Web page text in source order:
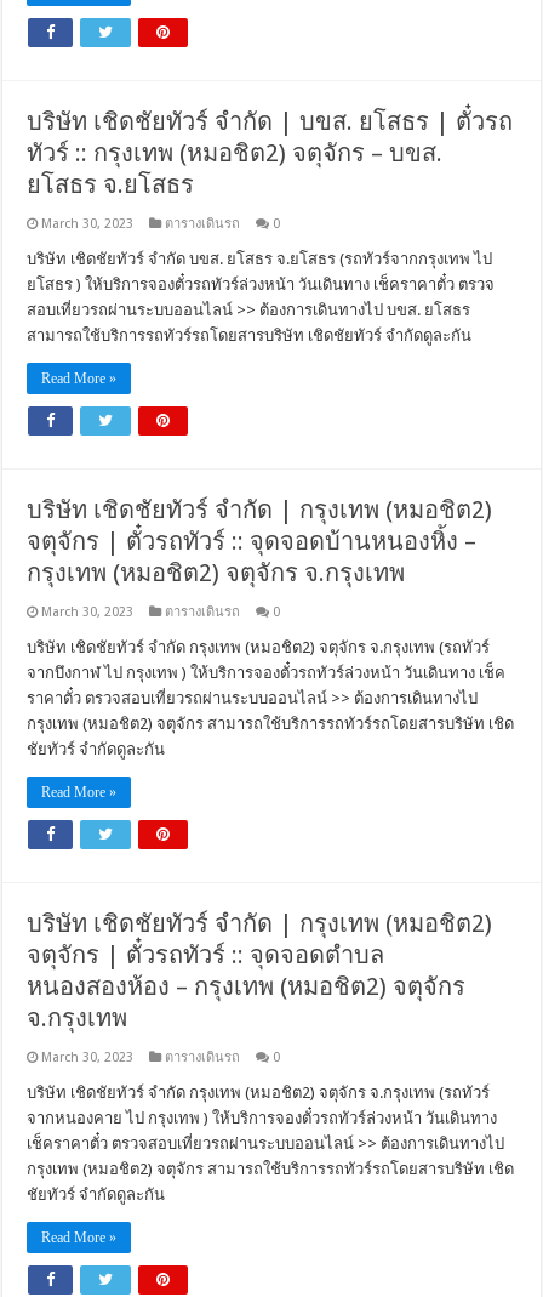
บริษัท เชิดชัยทัวร์ จำกัด | บขส. ยโสธร | ตั๋วรถ
ทัวร์ :: กรุงเทพ (หมอชิต2) จตุจักร – บขส.
ยโสธร จ.ยโสธร
March 30, 2023 ตารางเดินรถ 0
บริษัท เชิดชัยทัวร์ จำกัด บขส. ยโสธร จ.ยโสธร (รถทัวร์จากกรุงเทพ ไป
ยโสธร ) ให้บริการจองตั๋วรถทัวร์ล่วงหน้า วันเดินทาง เช็คราคาตั๋ว ตรวจ
สอบเที่ยวรถผ่านระบบออนไลน์ >> ต้องการเดินทางไป บขส. ยโสธร
สามารถใช้บริการรถทัวร์รถโดยสารบริษัท เชิดชัยทัวร์ จำกัดดูละกัน
Read More »
บริษัท เชิดชัยทัวร์ จำกัด | กรุงเทพ (หมอชิต2)
จตุจักร | ตั๋วรถทัวร์ :: จุดจอดบ้านหนองหิ้ง –
กรุงเทพ (หมอชิต2) จตุจักร จ.กรุงเทพ
March 30, 2023 ตารางเดินรถ 0
บริษัท เชิดชัยทัวร์ จำกัด กรุงเทพ (หมอชิต2) จตุจักร จ.กรุงเทพ (รถทัวร์
จากบึงกาฬ ไป กรุงเทพ ) ให้บริการจองตั๋วรถทัวร์ล่วงหน้า วันเดินทาง เช็ค
ราคาตั๋ว ตรวจสอบเที่ยวรถผ่านระบบออนไลน์ >> ต้องการเดินทางไป
กรุงเทพ (หมอชิต2) จตุจักร สามารถใช้บริการรถทัวร์รถโดยสารบริษัท เชิด
ชัยทัวร์ จำกัดดูละกัน
Read More »
บริษัท เชิดชัยทัวร์ จำกัด | กรุงเทพ (หมอชิต2)
จตุจักร | ตั๋วรถทัวร์ :: จุดจอดตำบล
หนองสองห้อง – กรุงเทพ (หมอชิต2) จตุจักร
จ.กรุงเทพ
March 30, 2023 ตารางเดินรถ 0
บริษัท เชิดชัยทัวร์ จำกัด กรุงเทพ (หมอชิต2) จตุจักร จ.กรุงเทพ (รถทัวร์
จากหนองคาย ไป กรุงเทพ ) ให้บริการจองตั๋วรถทัวร์ล่วงหน้า วันเดินทาง
เช็คราคาตั๋ว ตรวจสอบเที่ยวรถผ่านระบบออนไลน์ >> ต้องการเดินทางไป
กรุงเทพ (หมอชิต2) จตุจักร สามารถใช้บริการรถทัวร์รถโดยสารบริษัท เชิด
ชัยทัวร์ จำกัดดูละกัน
Read More »